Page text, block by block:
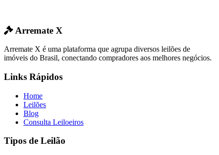
Arremate X
Arremate X é uma plataforma que agrupa diversos leilões de
imóveis do Brasil, conectando compradores aos melhores negócios.
Links Rápidos
Home
Leilões
Blog
Consulta Leiloeiros
Tipos de Leilão